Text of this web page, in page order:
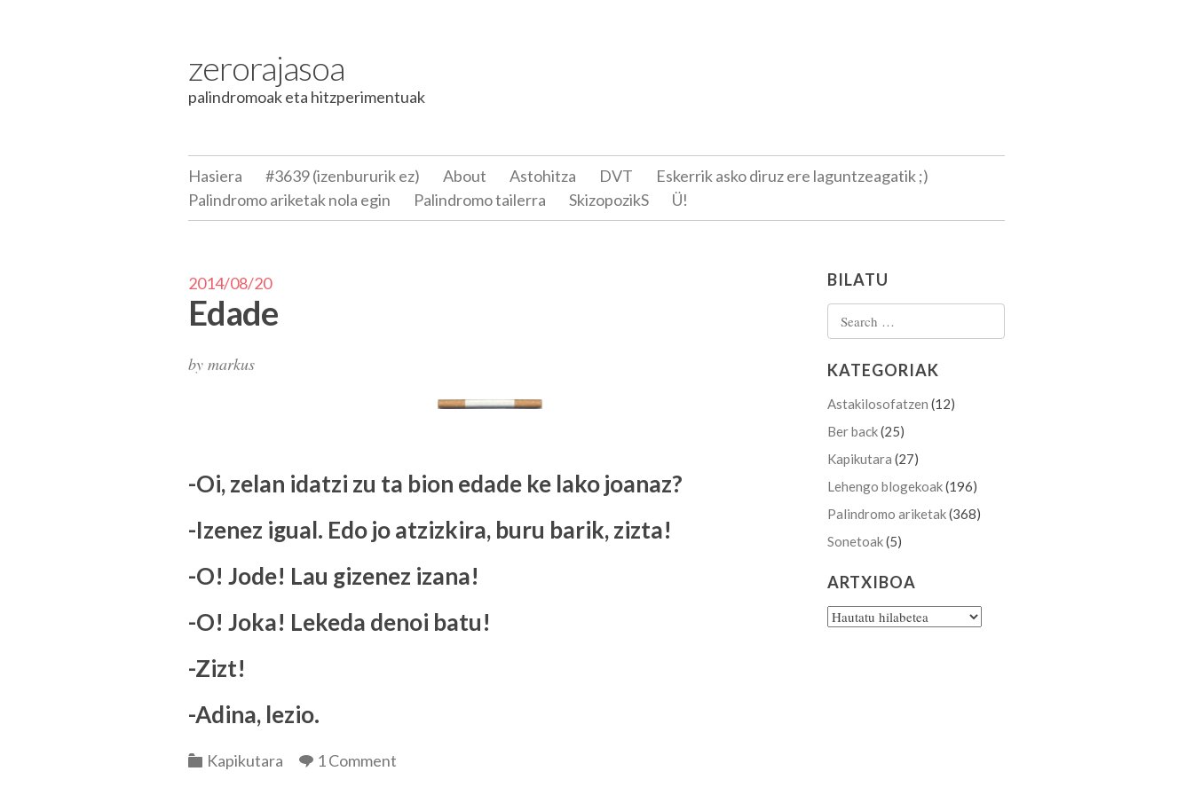
zerorajasoa
palindromoak eta hitzperimentuak
Hasiera #3639 (izenbururik ez) About Astohitza DVT
Eskerrik asko diruz ere laguntzeagatik ;)
Palindromo ariketak nola egin
Palindromo tailerra SkizopozikS Ü!
2014/08/20
Edade
by markus
-Oi, zelan idatzi zu ta bion edade ke lako joanaz?
-Izenez igual. Edo jo atzizkira, buru barik, zizta!
-O! Jode! Lau gizenez izana!
-O! Joka! Lekeda denoi batu!
-Zizt!
-Adina, lezio.
Categories
Kapikutara 1 Comment
BILATU
KATEGORIAK
Astakilosofatzen (12)
Ber back(25)
Kapikutara (27)
Lehengo blogekoak(196)
Palindromo ariketak(368)
Sonetoak(5)
ARTXIBOA
Artxiboa